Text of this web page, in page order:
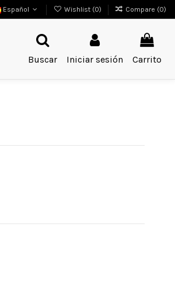
Español Wishlist (0) Compare (0)
Buscar
Iniciar sesión Carrito